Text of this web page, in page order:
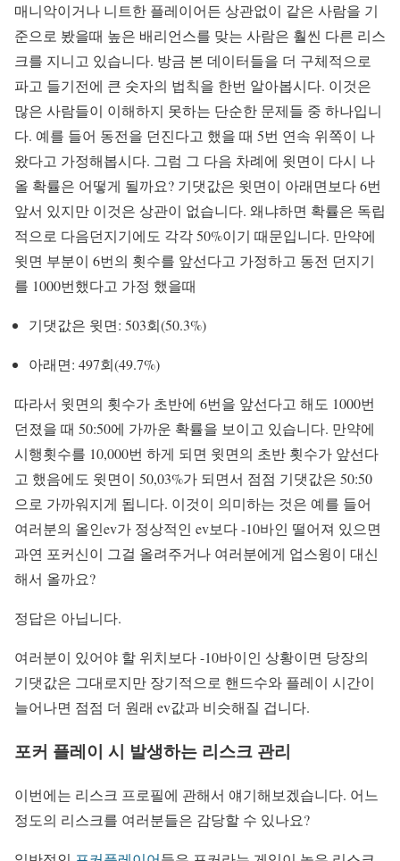
매니악이거나 니트한 플레이어든 상관없이 같은 사람을 기
준으로 봤을때 높은 배리언스를 맞는 사람은 훨씬 다른 리스
크를 지니고 있습니다. 방금 본 데이터들을 더 구체적으로
파고 들기전에 큰 숫자의 법칙을 한번 알아봅시다. 이것은
많은 사람들이 이해하지 못하는 단순한 문제들 중 하나입니
다. 예를 들어 동전을 던진다고 했을 때 5번 연속 위쪽이 나
왔다고 가정해봅시다. 그럼 그 다음 차례에 윗면이 다시 나
올 확률은 어떻게 될까요? 기댓값은 윗면이 아래면보다 6번
앞서 있지만 이것은 상관이 없습니다. 왜냐하면 확률은 독립
적으로 다음던지기에도 각각 50%이기 때문입니다. 만약에
윗면 부분이 6번의 횟수를 앞선다고 가정하고 동전 던지기
를 1000번했다고 가정 했을때
기댓값은 윗면: 503회(50.3%)
아래면: 497회(49.7%)
따라서 윗면의 횟수가 초반에 6번을 앞선다고 해도 1000번
던졌을 때 50:50에 가까운 확률을 보이고 있습니다. 만약에
시행횟수를 10,000번 하게 되면 윗면의 초반 횟수가 앞선다
고 했음에도 윗면이 50,03%가 되면서 점점 기댓값은 50:50
으로 가까워지게 됩니다. 이것이 의미하는 것은 예를 들어
여러분의 올인ev가 정상적인 ev보다 -10바인 떨어져 있으면
과연 포커신이 그걸 올려주거나 여러분에게 업스윙이 대신
해서 올까요?
정답은 아닙니다.
여러분이 있어야 할 위치보다 -10바이인 상황이면 당장의
기댓값은 그대로지만 장기적으로 핸드수와 플레이 시간이
늘어나면 점점 더 원래 ev값과 비슷해질 겁니다.
포커 플레이 시 발생하는 리스크 관리
이번에는 리스크 프로필에 관해서 얘기해보겠습니다. 어느
정도의 리스크를 여러분들은 감당할 수 있나요?